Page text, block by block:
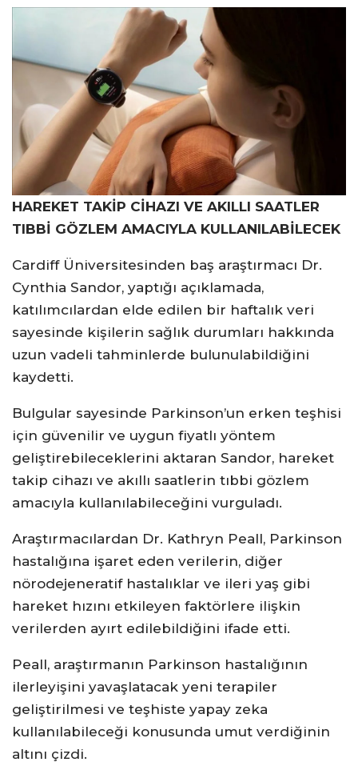
HAREKET TAKİP CİHAZI VE AKILLI SAATLER
TIBBİ GÖZLEM AMACIYLA KULLANILABİLECEK
Cardiff Üniversitesinden baş araştırmacı Dr.
Cynthia Sandor, yaptığı açıklamada,
katılımcılardan elde edilen bir haftalık veri
sayesinde kişilerin sağlık durumları hakkında
uzun vadeli tahminlerde bulunulabildiğini
kaydetti.
Bulgular sayesinde Parkinson’un erken teşhisi
için güvenilir ve uygun fiyatlı yöntem
geliştirebileceklerini aktaran Sandor, hareket
takip cihazı ve akıllı saatlerin tıbbi gözlem
amacıyla kullanılabileceğini vurguladı.
Araştırmacılardan Dr. Kathryn Peall, Parkinson
hastalığına işaret eden verilerin, diğer
nörodejeneratif hastalıklar ve ileri yaş gibi
hareket hızını etkileyen faktörlere ilişkin
verilerden ayırt edilebildiğini ifade etti.
Peall, araştırmanın Parkinson hastalığının
ilerleyişini yavaşlatacak yeni terapiler
geliştirilmesi ve teşhiste yapay zeka
kullanılabileceği konusunda umut verdiğinin
altını çizdi.